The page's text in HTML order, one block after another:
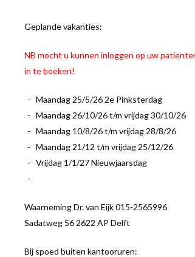
Geplande vakanties:
NB mocht u kunnen inloggen op uw
in te boeken!
Maandag 25/5/26 2e Pinksterdag
Maandag 26/10/26 t/m vrijdag 30/10/26
Maandag 10/8/26 t/m vrijdag 28/8/26
Maandag 21/12 t/m vrijdag 25/12/26
Vrijdag 1/1/27 Nieuwjaarsdag
Waarneming Dr. van Eijk 015-2565996
Sadatweg 56 2622 AP Delft
Bij spoed buiten kantooruren: